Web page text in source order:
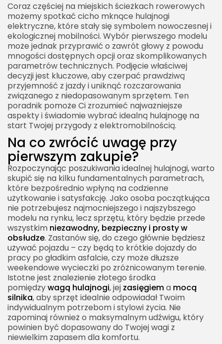
Coraz częściej na miejskich ścieżkach rowerowych
możemy spotkać cicho mknące hulajnogi
elektryczne, które stały się symbolem nowoczesnej i
ekologicznej mobilności. Wybór pierwszego modelu
może jednak przyprawić o zawrót głowy z powodu
mnogości dostępnych opcji oraz skomplikowanych
parametrów technicznych. Podjęcie właściwej
decyzji jest kluczowe, aby czerpać prawdziwą
przyjemność z jazdy i uniknąć rozczarowania
związanego z niedopasowanym sprzętem. Ten
poradnik pomoże Ci zrozumieć najważniejsze
aspekty i świadomie wybrać idealną hulajnogę na
start Twojej przygody z elektromobilnością.
Na co zwrócić uwagę przy
pierwszym zakupie?
Rozpoczynając poszukiwania idealnej hulajnogi, warto
skupić się na kilku fundamentalnych parametrach,
które bezpośrednio wpłyną na codzienne
użytkowanie i satysfakcję. Jako osoba początkująca
nie potrzebujesz najmocniejszego i najszybszego
modelu na rynku, lecz sprzętu, który będzie przede
wszystkim niezawodny, bezpieczny i prosty w
obsłudze. Zastanów się, do czego głównie będziesz
używać pojazdu – czy będą to krótkie dojazdy do
pracy po gładkim asfalcie, czy może dłuższe
weekendowe wycieczki po zróżnicowanym terenie.
Istotne jest znalezienie złotego środka
pomiędzywagą hulajnogi, jej zasięgiema mocą
silnika, aby sprzęt idealnie odpowiadał Twoim
indywidualnym potrzebom i stylowi życia. Nie
zapominaj również o maksymalnym udźwigu, który
powinien być dopasowany do Twojej wagi z
niewielkim zapasem dla komfortu.